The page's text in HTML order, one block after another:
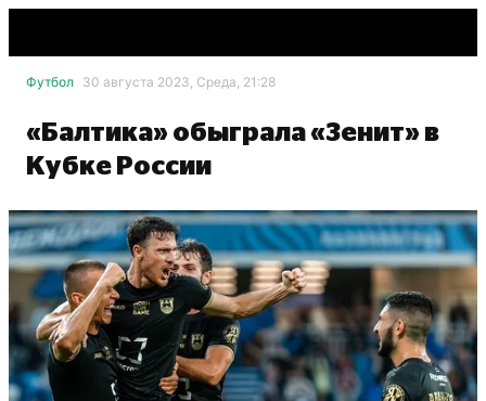
Футбол 30 августа 2023, Среда, 21:28
«Балтика» обыграла «Зенит» в
Кубке России